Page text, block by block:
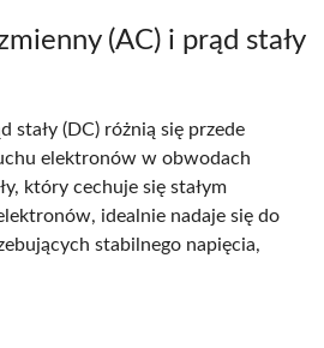
(AC) i prąd stały
stały (DC) różnią się przede
elektronów w obwodach
który cechuje się stałym
idealnie nadaje się do
stabilnego napięcia,